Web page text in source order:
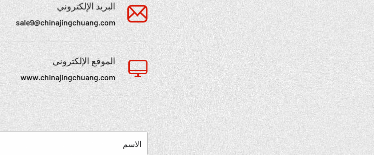
البريد الإلكتروني
sale9@chinajingchuang.com
الموقع الإلكتروني
www.chinajingchuang.com